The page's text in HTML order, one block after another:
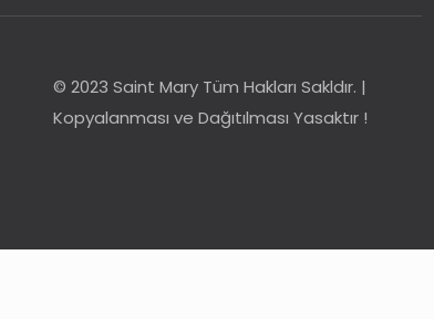
© 2023 Saint Mary Tüm Hakları Sakldır. |
Kopyalanması ve Dağıtılması Yasaktır !